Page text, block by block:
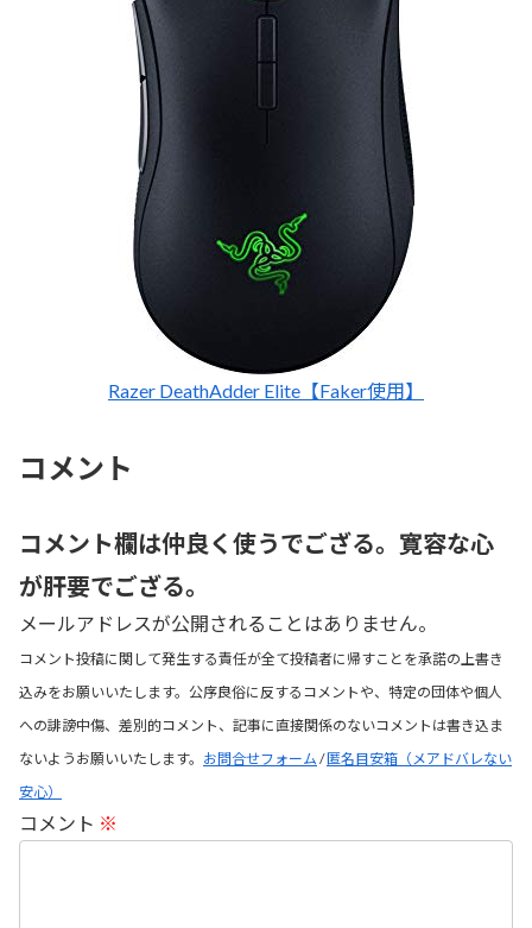
Razer DeathAdder Elite【Faker使用】
コメント
コメント欄は仲良く使うでござる。寛容な心
が肝要でござる。
メールアドレスが公開されることはありません。
コメント投稿に関して発生する責任が全て投稿者に帰すことを承諾の上書き
込みをお願いいたします。公序良俗に反するコメントや、特定の団体や個人
への誹謗中傷、差別的コメント、記事に直接関係のないコメントは書き込ま
ないようお願いいたします。 お問合せフォーム /匿名目安箱（メアドバレない
安心）
コメント ※